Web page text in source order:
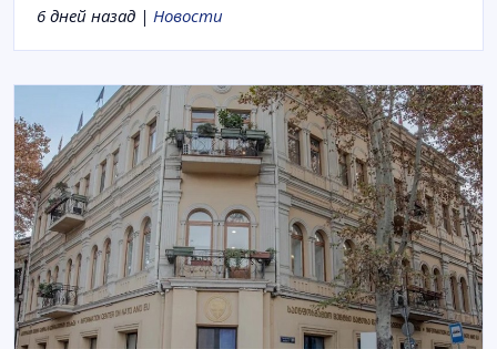
6 дней назад | Новости